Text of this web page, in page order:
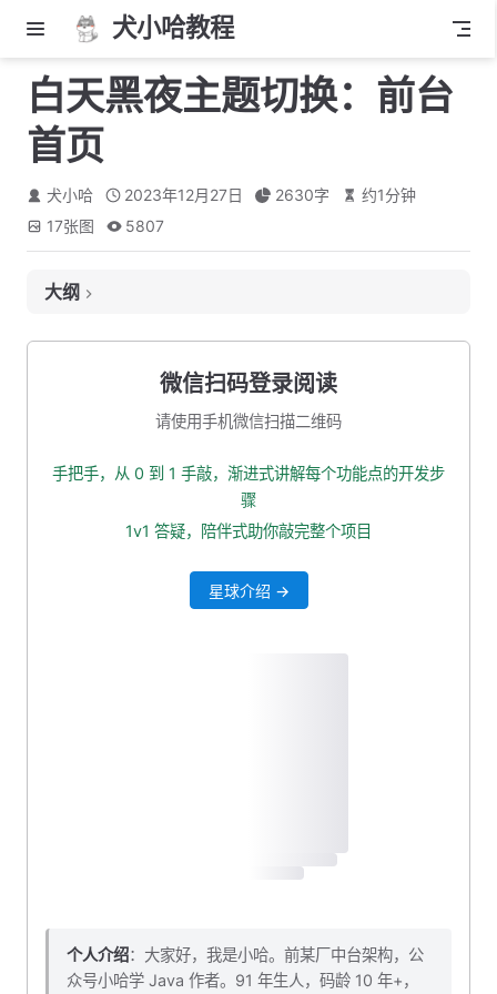
犬小哈教程
白天黑夜主题切换：前台
首页
犬小哈 2023年12月27日 2630字 约1分钟
17张图 5807
大纲
2. 复制 Vue 官网的白天黑夜切换 Switch
3. 首页适配黑夜主题 CSS
3.2 Header 头
3.3 文章卡片
微信扫码登录阅读
请使用手机微信扫描二维码
手把手，从 0 到 1 手敲，渐进式讲解每个功能点的开发步
骤
1v1 答疑，陪伴式助你敲完整个项目
星球介绍 →
个人介绍：大家好，我是小哈。前某厂中台架构，公
众号小哈学 Java 作者。91 年生人，码龄 10 年+，